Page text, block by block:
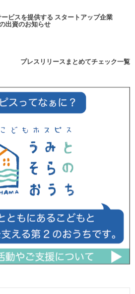
ービスを提供する スタートアップ企業
出資のお知らせ
プレスリリースまとめてチェック一覧